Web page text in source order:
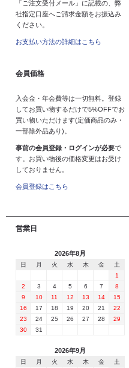
「ご注文受付メール」に記載の、弊
社指定口座へご請求金額をお振込み
ください。
お支払い方法の詳細はこちら
会員価格
入会金・年会費等は一切無料。登録
してお買い物するだけで5%OFFでお
買い物いただけます(定価商品のみ・
一部除外品あり)。
事前の会員登録・ログインが必要で
す。お買い物後の価格変更はお受け
しておりません。
会員登録はこちら
営業日
2026年8月
日 月 火 水 木 金
土
1
2
3 4 5 6 7
8
9
10 11 12 13 14
15
16
17 18 19 20 21
22
23
24 25 26 27 28
29
30
31
2026年9月
日 月 火 水 木 金
土